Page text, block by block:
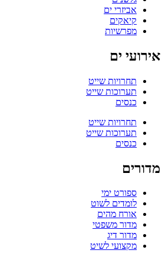
אביזרי ים
קיאקים
מפרשיות
אירועי ים
תחרויות שייט
תערוכות שייט
כנסים
תחרויות שייט
תערוכות שייט
כנסים
מדורים
ספורט ימי
לומדים לשוט
אורח מהים
מדור משפטי
מדור דיג
מקצועי לשיט